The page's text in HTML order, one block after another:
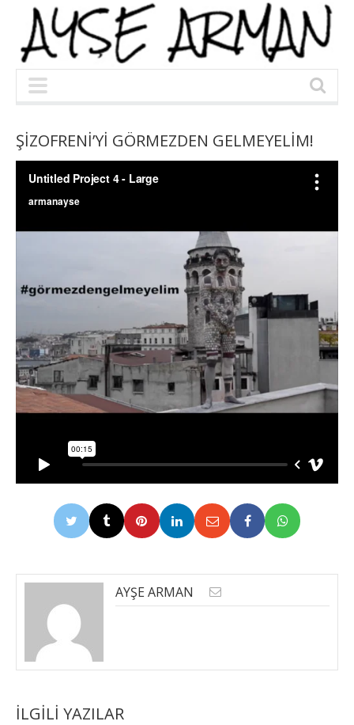
ŞİZOFRENİ’Yİ GÖRMEZDEN GELMEYELİM!
AYŞE ARMAN
İLGILI YAZILAR